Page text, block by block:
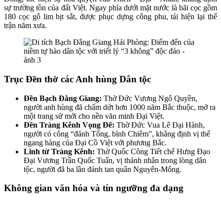
sự trường tồn của đất Việt. Ngay phía dưới mặt nước là bãi cọc gồm
180 cọc gỗ lim bịt sắt, được phục dựng công phu, tái hiện lại thế
trận năm xưa.
Trục Đền thờ các Anh hùng Dân tộc
Đền Bạch Đằng Giang: Thờ Đức Vương Ngô Quyền,
người anh hùng đã chấm dứt hơn 1000 năm Bắc thuộc, mở ra
một trang sử mới cho nền văn minh Đại Việt.
Đền Tràng Kênh Vọng Đế: Thờ Đức Vua Lê Đại Hành,
người có công “đánh Tống, bình Chiêm”, khẳng định vị thế
ngang hàng của Đại Cồ Việt với phương Bắc.
Linh từ Tràng Kênh: Thờ Quốc Công Tiết chế Hưng Đạo
Đại Vương Trần Quốc Tuấn, vị thánh nhân trong lòng dân
tộc, người đã ba lần đánh tan quân Nguyên-Mông.
Không gian văn hóa và tín ngưỡng đa dạng